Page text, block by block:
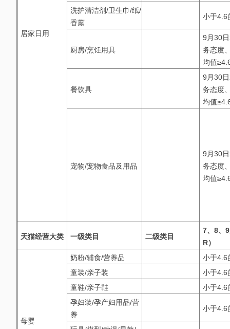
居家日用
洗护清洁剂/卫生巾/纸/
香薰
小于4.6
厨房/烹饪用具
9月30
务态度
均值
餐饮具
9月30
务态度
均值
宠物/宠物食品及用品
9月30
务态度
均值
天猫经营大类 一级类目 二级类目
7、8、
R）
母婴
奶粉/辅食/营养品
小于4.6
童装/亲子装
小于4.6
童鞋/亲子鞋
小于4.6
孕妇装/孕产妇用品/营
养
小于4.6